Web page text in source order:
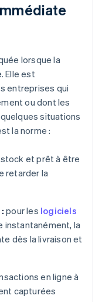
lorsque la
Elle est
entreprises qui
ou dont les
situations
la norme :
stock et prêt à être
retarder la
pour les logiciels
instantanément, la
dès la livraison et
en ligne à
capturées